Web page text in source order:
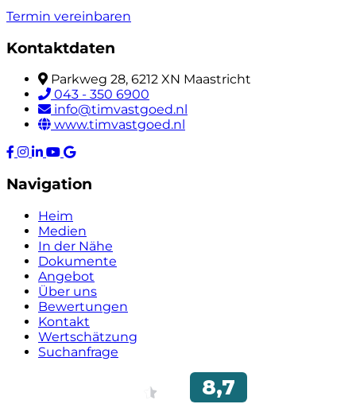
Termin vereinbaren
Kontaktdaten
Parkweg 28, 6212 XN Maastricht
043 - 350 6900
info@timvastgoed.nl
www.timvastgoed.nl
Navigation
Heim
Medien
In der Nähe
Dokumente
Angebot
Über uns
Bewertungen
Kontakt
Wertschätzung
Suchanfrage